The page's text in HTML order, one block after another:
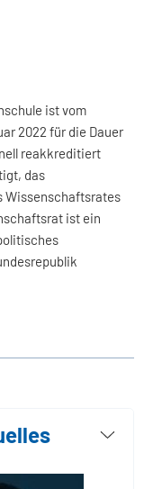
ist vom
2022 für die Dauer
reakkreditiert
das
Wissenschaftsrates
ist ein